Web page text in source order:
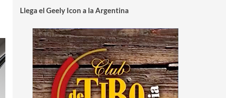
Llega el Geely Icon a la Argentina